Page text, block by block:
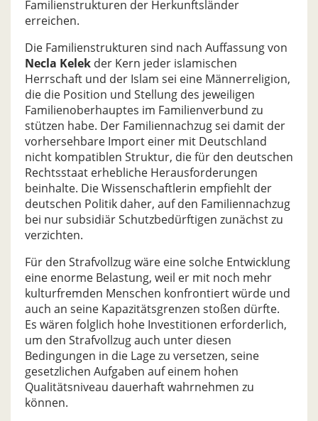
Familienstrukturen der Herkunftsländer
erreichen.
Die Familienstrukturen sind nach Auffassung von
Necla Kelek der Kern jeder islamischen
Herrschaft und der Islam sei eine Männerreligion,
die die Position und Stellung des jeweiligen
Familienoberhauptes im Familienverbund zu
stützen habe. Der Familiennachzug sei damit der
vorhersehbare Import einer mit Deutschland
nicht kompatiblen Struktur, die für den deutschen
Rechtsstaat erhebliche Herausforderungen
beinhalte. Die Wissenschaftlerin empfiehlt der
deutschen Politik daher, auf den Familiennachzug
bei nur subsidiär Schutzbedürftigen zunächst zu
verzichten.
Für den Strafvollzug wäre eine solche Entwicklung
eine enorme Belastung, weil er mit noch mehr
kulturfremden Menschen konfrontiert würde und
auch an seine Kapazitätsgrenzen stoßen dürfte.
Es wären folglich hohe Investitionen erforderlich,
um den Strafvollzug auch unter diesen
Bedingungen in die Lage zu versetzen, seine
gesetzlichen Aufgaben auf einem hohen
Qualitätsniveau dauerhaft wahrnehmen zu
können.